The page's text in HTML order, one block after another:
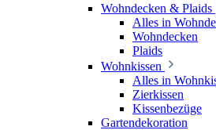
Wohndecken & Plaids
Alles in
Wohndecken
Plaids
Wohnkissen
Alles in
Zierkissen
Kissenbezüge
Gartendekoration